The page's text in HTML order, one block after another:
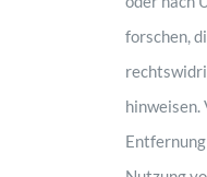
forschen,
hinweisen.